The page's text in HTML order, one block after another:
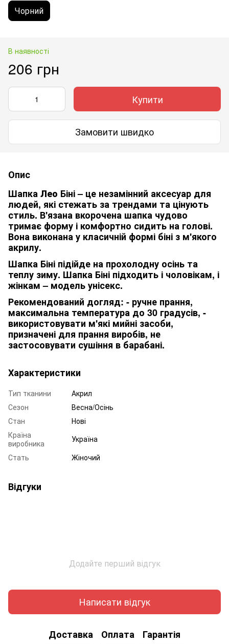
Чорний
В наявності
206 грн
Купити
Замовити швидко
Опис
ШапкаЛео Біні – це незамінний аксесуар для
людей, які стежать за трендами та цінують
стиль. В'язана вкорочена шапка чудово
тримає форму і комфортно сидить на голові.
Вона виконана у класичній формі біні з м'якого
акрилу.
Шапка Біні підійде на прохолодну осінь та
теплу зиму. Шапка Біні підходить і чоловікам, і
жінкам – модель унісекс.
Рекомендований догляд: - ручне прання,
максимальна температура до 30 градусів, -
використовувати м'які мийні засоби,
призначені для прання виробів, не
застосовувати сушіння в барабані.
Характеристики
Тип тканини
Акрил
Сезон
Весна/Осінь
Стан
Нові
Країна
виробника
Україна
Стать
Жіночий
Відгуки
Додайте перший відгук
Написати відгук
Доставка Оплата Гарантія